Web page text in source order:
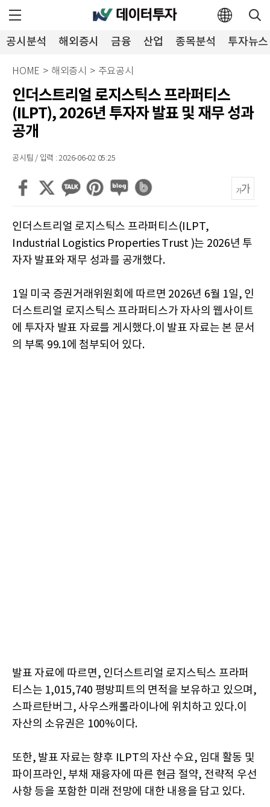
공시분석 해외증시 금융 산업 종목분석 투자뉴스
HOME > 해외증시 > 주요공시
인더스트리얼 로지스틱스 프라퍼티스
(ILPT), 2026년 투자자 발표 및 재무 성과
공개
공시팀 / 입력 : 2026-06-02 05:25
인더스트리얼 로지스틱스 프라퍼티스(ILPT,
Industrial Logistics Properties Trust )는 2026년 투
자자 발표와 재무 성과를 공개했다.
1일 미국 증권거래위원회에 따르면 2026년 6월 1일, 인
더스트리얼 로지스틱스 프라퍼티스가 자사의 웹사이트
에 투자자 발표 자료를 게시했다.이 발표 자료는 본 문서
의 부록 99.1에 첨부되어 있다.
발표 자료에 따르면, 인더스트리얼 로지스틱스 프라퍼
티스는 1,015,740 평방피트의 면적을 보유하고 있으며,
스파르탄버그, 사우스캐롤라이나에 위치하고 있다.이
자산의 소유권은 100%이다.
또한, 발표 자료는 향후 ILPT의 자산 수요, 임대 활동 및
파이프라인, 부채 재융자에 따른 현금 절약, 전략적 우선
사항 등을 포함한 미래 전망에 대한 내용을 담고 있다.